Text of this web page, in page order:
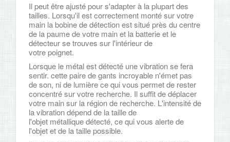
Il peut être ajusté pour s'adapter à la plupart des
tailles. Lorsqu'il est correctement monté sur votre
main la bobine de détection est situé près du centre
de la paume de votre main et la batterie et le
détecteur se trouves sur l'intérieur de
votre poignet.
Lorsque le métal est détecté une vibration se fera
sentir. cette paire de gants incroyable n'émet pas
de son, ni de lumière ce qui vous permet de rester
concentré sur votre recherche. Il suffit de déplacer
votre main sur la région de recherche. L'intensité de
la vibration dépend de la taille de
l'objet métallique détecté, ce qui vous alerte de
l'objet et de la taille possible.